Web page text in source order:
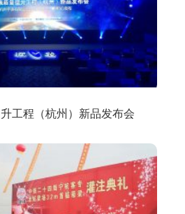
工程（杭州）新品发布会